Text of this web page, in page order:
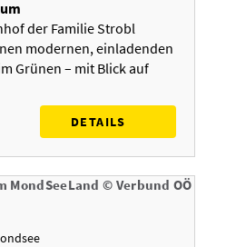
der Familie Strobl
modernen, einladenden
Grünen – mit Blick auf
DETAILS